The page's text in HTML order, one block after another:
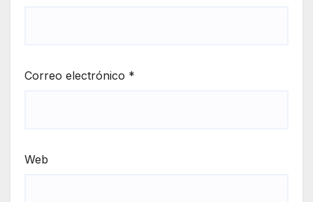
Correo electrónico *
Web